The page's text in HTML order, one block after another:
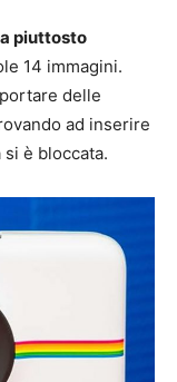
piuttosto
14 immagini.
delle
ad inserire
è bloccata.